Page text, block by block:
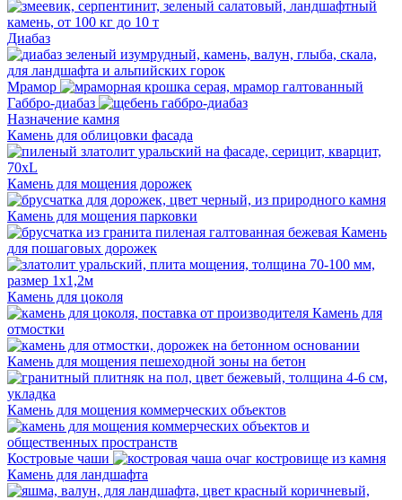
Диабаз
Мрамор
Габбро-диабаз
Назначение камня
Камень для облицовки фасада
Камень для мощения дорожек
Камень для мощения парковки
Камень
для пошаговых дорожек
Камень для цоколя
Камень для
отмостки
Камень для мощения пешеходной зоны на бетон
Камень для мощения коммерческих объектов
Костровые чаши
Камень для ландшафта